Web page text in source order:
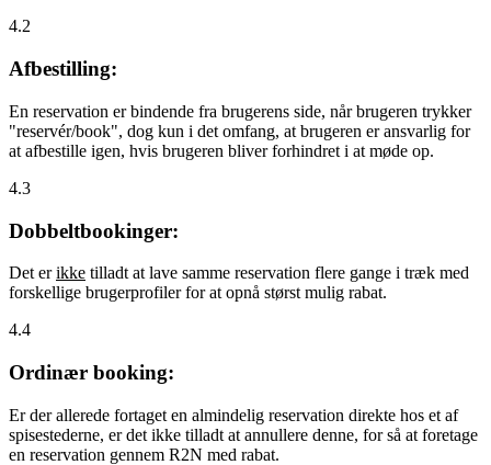
4.2
Afbestilling:
En reservation er bindende fra brugerens side, når brugeren trykker
"reservér/book", dog kun i det omfang, at brugeren er ansvarlig for
at afbestille igen, hvis brugeren bliver forhindret i at møde op.
4.3
Dobbeltbookinger:
Det erikke tilladt at lave samme reservation flere gange i træk med
forskellige brugerprofiler for at opnå størst mulig rabat.
4.4
Ordinær booking:
Er der allerede fortaget en almindelig reservation direkte hos et af
spisestederne, er det ikke tilladt at annullere denne, for så at foretage
en reservation gennem R2N med rabat.